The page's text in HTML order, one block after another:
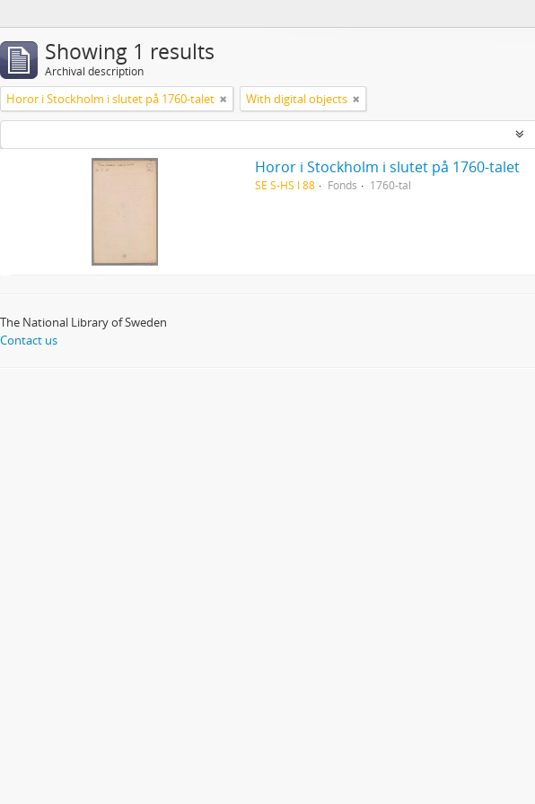
Showing 1 results
Archival description
Horor i Stockholm i slutet på 1760-talet With digital objects
Horor i Stockholm i slutet på 1760-talet
SE S-HS I 88 Fonds 1760-tal
The National Library of Sweden
Contact us